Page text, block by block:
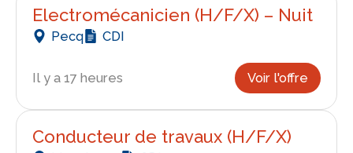
Electromécanicien (H/F/X) – Nuit
Pecq CDI
Il y a 17 heures Voir l'offre
Conducteur de travaux (H/F/X)